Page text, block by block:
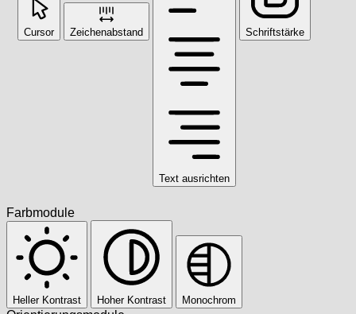
Cursor Zeichenabstand
Text ausrichten
Schriftstärke
Farbmodule
Heller Kontrast Hoher Kontrast Monochrom